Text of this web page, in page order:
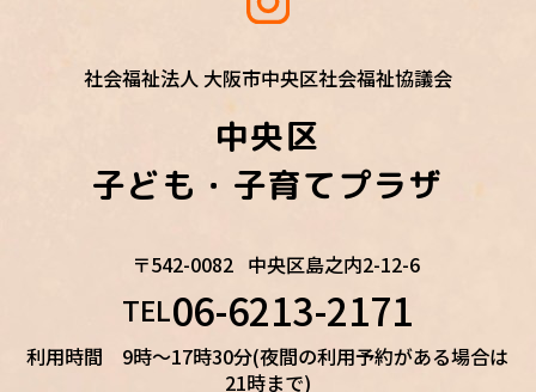
社会福祉法人 大阪市中央区社会福祉協議会
中央区
子ども・子育てプラザ
〒542-0082 中央区島之内2-12-6
TEL06-6213-2171
利用時間 9時～17時30分(夜間の利用予約がある場合は
21時まで)